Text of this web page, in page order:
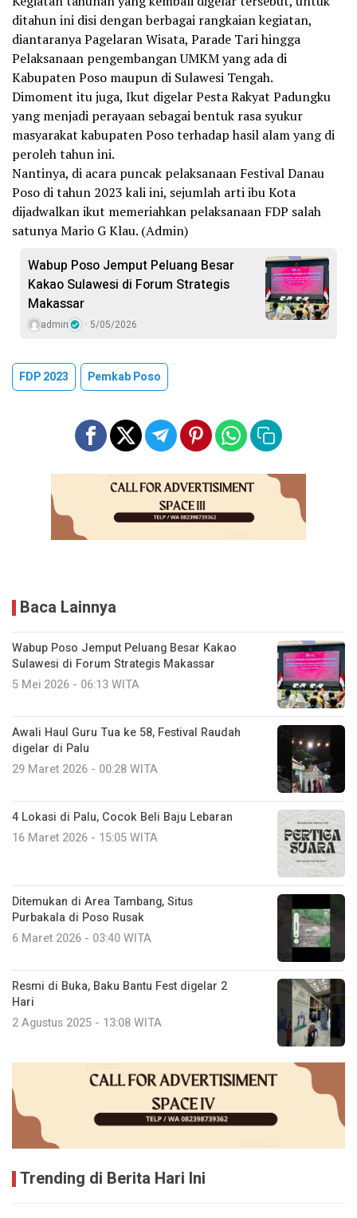
ditahun ini disi dengan berbagai rangkaian kegiatan,
diantaranya Pagelaran Wisata, Parade Tari hingga
Pelaksanaan pengembangan UMKM yang ada di
Kabupaten Poso maupun di Sulawesi Tengah.
Dimoment itu juga, Ikut digelar Pesta Rakyat Padungku
yang menjadi perayaan sebagai bentuk rasa syukur
masyarakat kabupaten Poso terhadap hasil alam yang di
peroleh tahun ini.
Nantinya, di acara puncak pelaksanaan Festival Danau
Poso di tahun 2023 kali ini, sejumlah arti ibu Kota
dijadwalkan ikut memeriahkan pelaksanaan FDP salah
satunya Mario G Klau. (Admin)
Wabup Poso Jemput Peluang Besar
Kakao Sulawesi di Forum Strategis
Makassar
admin 5/05/2026
FDP 2023 Pemkab Poso
Baca Lainnya
Wabup Poso Jemput Peluang Besar Kakao
Sulawesi di Forum Strategis Makassar
5 Mei 2026 - 06:13 WITA
Awali Haul Guru Tua ke 58, Festival Raudah
digelar di Palu
29 Maret 2026 - 00:28 WITA
4 Lokasi di Palu, Cocok Beli Baju Lebaran
16 Maret 2026 - 15:05 WITA
Ditemukan di Area Tambang, Situs
Purbakala di Poso Rusak
6 Maret 2026 - 03:40 WITA
Resmi di Buka, Baku Bantu Fest digelar 2
Hari
2 Agustus 2025 - 13:08 WITA
Trending di Berita Hari Ini